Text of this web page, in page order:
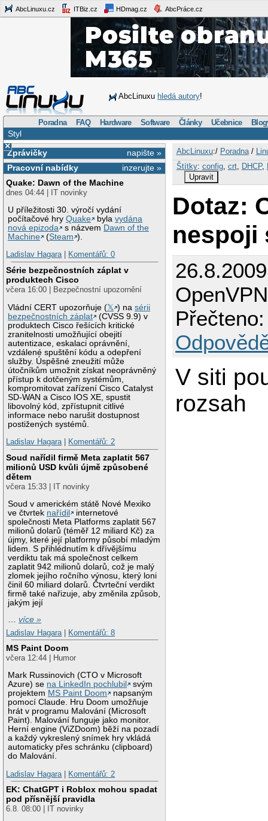
AbcLinuxu.cz ITBiz.cz HDmag.cz AbcPráce.cz
AbcLinuxu hledá autory!
Poradna FAQ Hardware Software Články Učebnice
Styl
×
napište »
Zprávičky
inzerujte »
Pracovní nabídky
Quake: Dawn of the Machine
dnes 04:44 | IT novinky
U příležitosti 30. výročí vydání
počítačové hryQuake bylavydána
nová epizoda
s názvem Dawn of the
Machine
(Steam ).
Ladislav Hagara| Komentářů: 0
Série bezpečnostních záplat v
produktech Cisco
včera 16:00 | Bezpečnostní upozornění
Vládní CERT upozorňuje (𝕏 ) nasérii
bezpečnostních záplat
(CVSS 9.9) v
produktech Cisco řešících kritické
zranitelnosti umožňující obejití
autentizace, eskalaci oprávnění,
vzdálené spuštění kódu a odepření
služby. Úspěšné zneužití může
útočníkům umožnit získat neoprávněný
přístup k dotčeným systémům,
kompromitovat zařízení Cisco Catalyst
SD-WAN a Cisco IOS XE, spustit
libovolný kód, zpřístupnit citlivé
informace nebo narušit dostupnost
postižených systémů.
Ladislav Hagara| Komentářů: 2
Soud nařídil firmě Meta zaplatit 567
milionů USD kvůli újmě způsobené
dětem
včera 15:33 | IT novinky
Soud v americkém státě Nové Mexiko
ve čtvrtek nařídil
internetové
společnosti Meta Platforms zaplatit 567
milionů dolarů (téměř 12 miliard Kč) za
újmy, které její platformy působí mladým
lidem. S přihlédnutím k dřívějšímu
verdiktu tak má společnost celkem
zaplatit 942 milionů dolarů, což je malý
zlomek jejího ročního výnosu, který loni
činil 60 miliard dolarů. Čtvrteční verdikt
firmě také nařizuje, aby změnila způsob,
jakým její
…více »
Ladislav Hagara
Komentářů: 8
MS Paint Doom
včera 12:44 | Humor
Mark Russinovich (CTO v Microsoft
Azure) se na LinkedIn pochlubil
svým
projektem MS Paint Doom
napsaným
pomocí Claude. Hru Doom umožňuje
hrát v programu Malování (Microsoft
Paint). Malování funguje jako monitor.
Herní engine (ViZDoom) běží na pozadí
a každý vykreslený snímek hry vkládá
automaticky přes schránku (clipboard)
do Malování.
Ladislav Hagara
Komentářů: 2
EK: ChatGPT i Roblox mohou spadat
pod přísnější pravidla
6.8. 08:00 | IT novinky
AbcLinuxu:/ Poradna/
Štítky: config, crt, DHCP,
Upravit
Dotaz:
nespoji
V siti
rozsah